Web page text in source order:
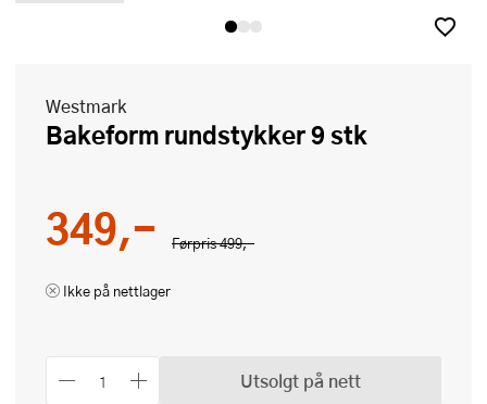
Westmark
Bakeform rundstykker 9 stk
Førpris499,-
349,-
Ikke på nettlager
Utsolgt på nett